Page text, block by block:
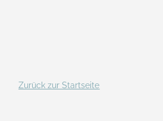
Zurück zur Startseite